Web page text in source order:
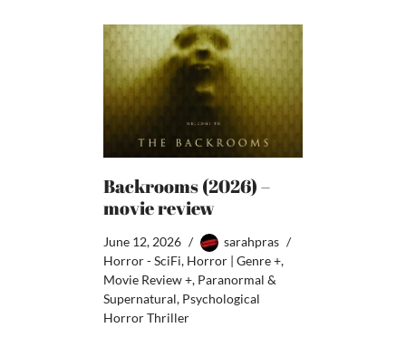
Backrooms (2026) –
movie review
June 12, 2026
sarahpras
Horror - SciFi, Horror | Genre +,
Movie Review +, Paranormal &
Supernatural, Psychological
Horror Thriller